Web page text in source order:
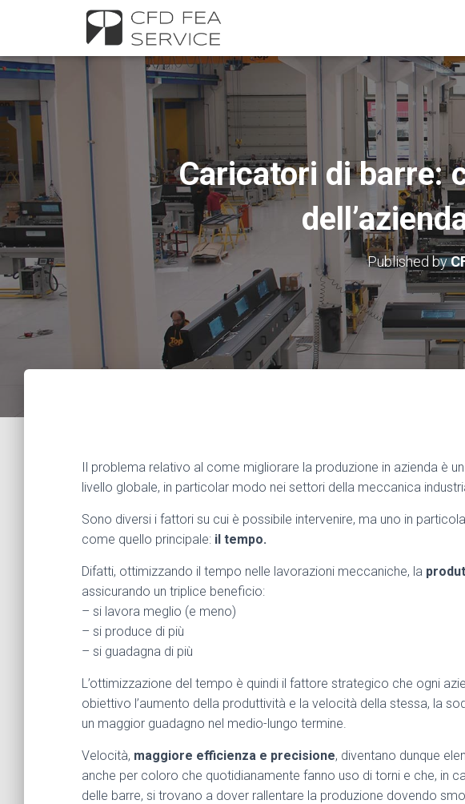
Caricatori di barre:
Published by
Il problema relativo al come migliorare la produzione in azienda è
livello globale, in particolar modo nei settori della meccanica
Sono diversi i fattori su cui è possibile intervenire, ma uno in
come quello principale: il tempo.
Difatti, ottimizzando il tempo nelle lavorazioni meccaniche, la
assicurando un triplice beneficio:
– si lavora meglio (e meno)
– si produce di più
– si guadagna di più
L’ottimizzazione del tempo è quindi il fattore strategico che ogni
obiettivo l’aumento della produttività e la velocità della stessa, la
un maggior guadagno nel medio-lungo termine.
Velocità, maggiore efficienza e precisione, diventano dunque
anche per coloro che quotidianamente fanno uso di torni e che, in
delle barre, si trovano a dover rallentare la produzione dovendo